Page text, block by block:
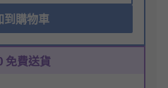
到購物車
免費送貨